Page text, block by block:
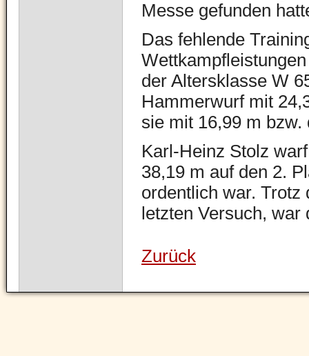
Messe gefunden
Das fehlende
der Altersklasse W
Hammerwurf mit
sie mit 16,99 m
Karl-Heinz Stolz
38,19 m auf den 2.
ordentlich war.
letzten Versuch,
Zurück
Navigation